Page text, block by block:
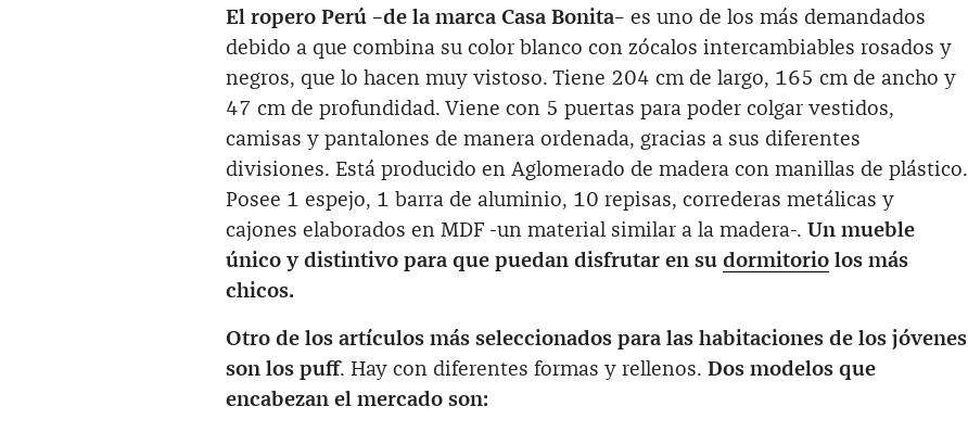
El ropero Perú –de la marca Casa Bonita– es uno de los más demandados
debido a que combina su color blanco con zócalos intercambiables rosados y
negros, que lo hacen muy vistoso. Tiene 204 cm de largo, 165 cm de ancho y
47 cm de profundidad. Viene con 5 puertas para poder colgar vestidos,
camisas y pantalones de manera ordenada, gracias a sus diferentes
divisiones. Está producido en Aglomerado de madera con manillas de plástico.
Posee 1 espejo, 1 barra de aluminio, 10 repisas, correderas metálicas y
cajones elaborados en MDF -un material similar a la madera-. Un mueble
único y distintivo para que puedan disfrutar en su dormitorio los más
chicos.
Otro de los artículos más seleccionados para las habitaciones de los jóvenes
son los puff. Hay con diferentes formas y rellenos. Dos modelos que
encabezan el mercado son: